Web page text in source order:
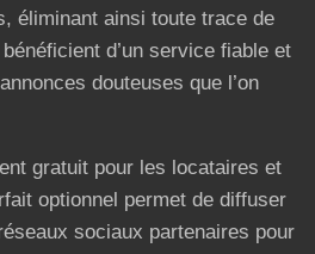
éliminant ainsi toute trace de
d’un service fiable et
douteuses que l’on
gratuit pour les locataires et
optionnel permet de diffuser
sociaux partenaires pour